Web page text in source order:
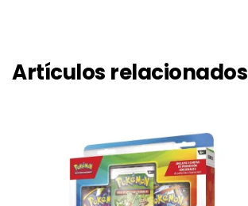
Artículos relacionados